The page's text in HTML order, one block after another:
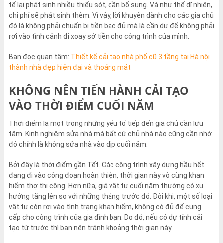
tế lại phát sinh nhiều thiếu sót, cần bổ sung. Và như thế dĩ nhiên,
chi phí sẽ phát sinh thêm. Vì vậy, lời khuyên dành cho các gia chủ
đó là không phải chuẩn bị tiền bạc đủ mà là cần dư để không phải
rơi vào tình cảnh đi xoay sở tiền cho công trình của mình.
Bạn đọc quan tâm: Thiết kế cải tạo nhà phố cũ 3 tầng tại Hà nội
thành nhà đẹp hiện đại và thoáng mát
KHÔNG NÊN TIẾN HÀNH CẢI TẠO
VÀO THỜI ĐIỂM CUỐI NĂM
Thời điểm là một trong những yếu tố tiếp đến gia chủ cần lưu
tâm. Kinh nghiệm sửa nhà mà bất cứ chủ nhà nào cũng cần nhớ
đó chính là không sửa nhà vào dịp cuối năm.
Bởi đây là thời điểm gần Tết. Các công trình xây dựng hầu hết
đang đi vào công đoạn hoàn thiện, thời gian này vô cùng khan
hiếm thợ thi công. Hơn nữa, giá vật tư cuối năm thường có xu
hướng tăng lên so với những tháng trước đó. Đôi khi, một số loại
vật tư còn rơi vào tình trạng khan hiếm, không có đủ để cung
cấp cho công trình của gia đình bạn. Do đó, nếu có dự tính cải
tạo từ trước thì bạn nên tránh khoảng thời gian này.